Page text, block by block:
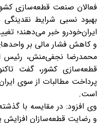
فعالان صنعت قطعه‌سازی
بهبود نسبی شرایط
ایران‌خودرو خبر می‌دهند؛
و کاهش فشار مالی بر
محمدرضا نجفی‌منش، رئیس
قطعه‌سازی کشور، گفت
پرداخت مطالبات از سوی
است.
وی افزود: در مقایسه با
و رضایت قطعه‌سازان افزایش